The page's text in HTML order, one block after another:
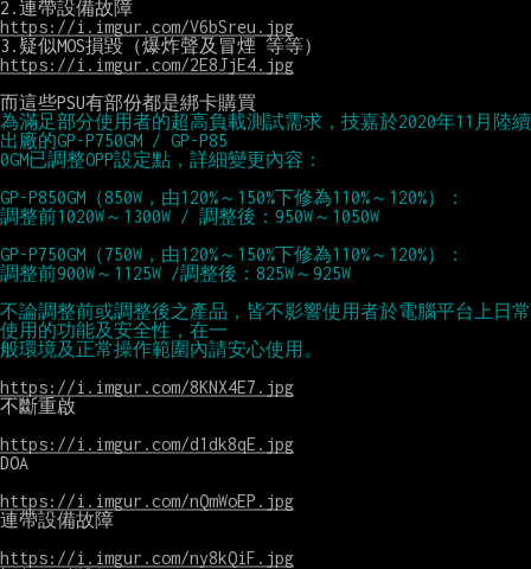
https://i.imgur.com/V6bSreu.jpg
https://i.imgur.com/2E8JjE4.jpg
為滿足部分使用者的超高負載測試需求，技嘉於2020年11月陸續
出廠的GP-P750GM / GP-P85
0GM已調整OPP設定點，詳細變更內容：
GP-P850GM（850W，由120%～150%下修為110%～120%）：
調整前1020W～1300W / 調整後：950W～1050W
GP-P750GM（750W，由120%～150%下修為110%～120%）：
調整前900W～1125W /調整後：825W～925W
不論調整前或調整後之產品，皆不影響使用者於電腦平台上日常
使用的功能及安全性，在一
般環境及正常操作範圍內請安心使用。
https://i.imgur.com/8KNX4E7.jpg
不斷重啟
https://i.imgur.com/d1dk8qE.jpg
DOA
https://i.imgur.com/nQmWoEP.jpg
連帶設備故障
https://i.imgur.com/ny8kQiF.jpg